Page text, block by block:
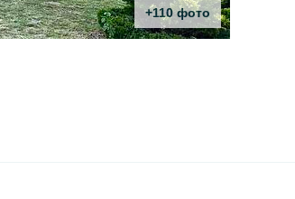
+110 фото